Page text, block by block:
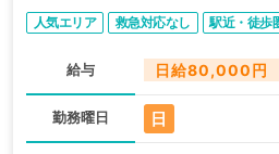
人気エリア 救急対応なし 駅近・徒歩
給与 日給80,000円
勤務曜日 日